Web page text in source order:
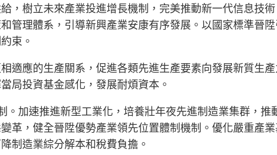
，樹立未來產業投進增長機制，完美推動新一代信息技
管理體系，引導新興產業安康有序發展。以國家標準晉
束。
適應的生產關系，促進各類先進生產要素向發展新質生
局投資基金感化，發展耐煩資本。
。加速推進新型工業化，培養壯年夜先進制造業集群，
革，健全晉陞優勢產業領先位置體制機制。優化嚴重產
制造業綜分解本和稅費負擔。